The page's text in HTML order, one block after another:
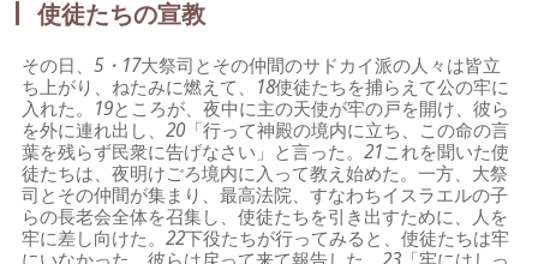
使徒たちの宣教
その日、5・17大祭司とその仲間のサドカイ派の人々は皆立
ち上がり、ねたみに燃えて、 18使徒たちを捕らえて公の牢に
入れた。 19ところが、夜中に主の天使が牢の戸を開け、彼ら
を外に連れ出し、20「行って神殿の境内に立ち、この命の言
葉を残らず民衆に告げなさい」と言った。21これを聞いた使
徒たちは、夜明けごろ境内に入って教え始めた。一方、大祭
司とその仲間が集まり、最高法院、すなわちイスラエルの子
らの長老会全体を召集し、使徒たちを引き出すために、人を
牢に差し向けた。22下役たちが行ってみると、使徒たちは牢